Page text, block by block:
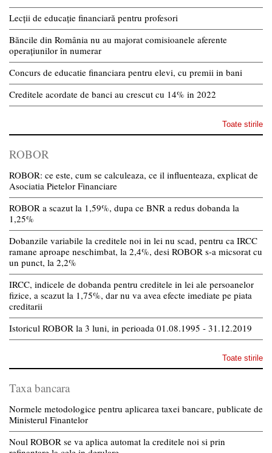
Lecții de educație financiară pentru profesori
Băncile din România nu au majorat comisioanele aferente
operațiunilor în numerar
Concurs de educatie financiara pentru elevi, cu premii in bani
Creditele acordate de banci au crescut cu 14% in 2022
Toate stirile
ROBOR
ROBOR: ce este, cum se calculeaza, ce il influenteaza, explicat de
Asociatia Pietelor Financiare
ROBOR a scazut la 1,59%, dupa ce BNR a redus dobanda la
1,25%
Dobanzile variabile la creditele noi in lei nu scad, pentru ca IRCC
ramane aproape neschimbat, la 2,4%, desi ROBOR s-a micsorat cu
un punct, la 2,2%
IRCC, indicele de dobanda pentru creditele in lei ale persoanelor
fizice, a scazut la 1,75%, dar nu va avea efecte imediate pe piata
creditarii
Istoricul ROBOR la 3 luni, in perioada 01.08.1995 - 31.12.2019
Toate stirile
Taxa bancara
Normele metodologice pentru aplicarea taxei bancare, publicate de
Ministerul Finantelor
Noul ROBOR se va aplica automat la creditele noi si prin